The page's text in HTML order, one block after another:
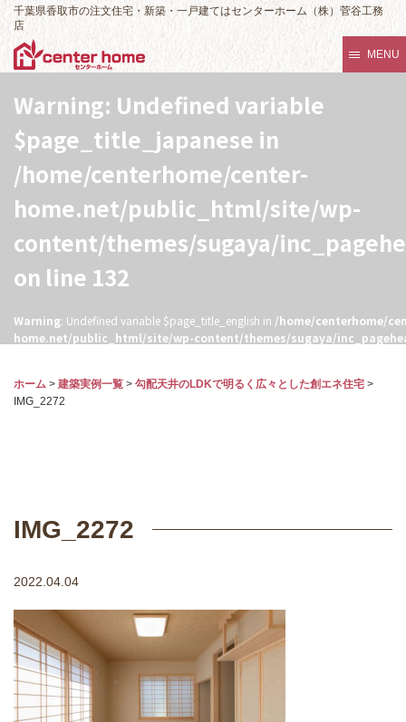
千葉県香取市の注文住宅・新築・一戸建てはセンターホーム（株）菅谷工務
店
MENU
Warning: Undefined variable
$page_title_japanese in
/home/centerhome/center-
home.net/public_html/site/wp-
content/themes/sugaya/
on line 132
Warning: Undefined variable $page_title_english in /home/centerhome/
home.net/public_html/site/wp-content/themes/sugaya/
ホーム > 建築実例一覧 > 勾配天井のLDKで明るく広々とした創エネ住宅 >
IMG_2272
IMG_2272
2022.04.04